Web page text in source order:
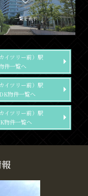
一覧を表示
イツリー前）駅
件一覧へ
イツリー前）駅
物件一覧へ
イツリー前）駅
物件一覧へ